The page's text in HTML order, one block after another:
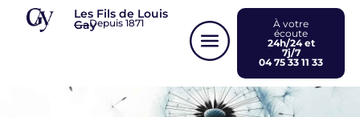
Panneau de gestion des cookies
Les Fils de Louis
GayDepuis 1871
À votre
écoute
24h/24 et
7j/7
04 75 33 11 33